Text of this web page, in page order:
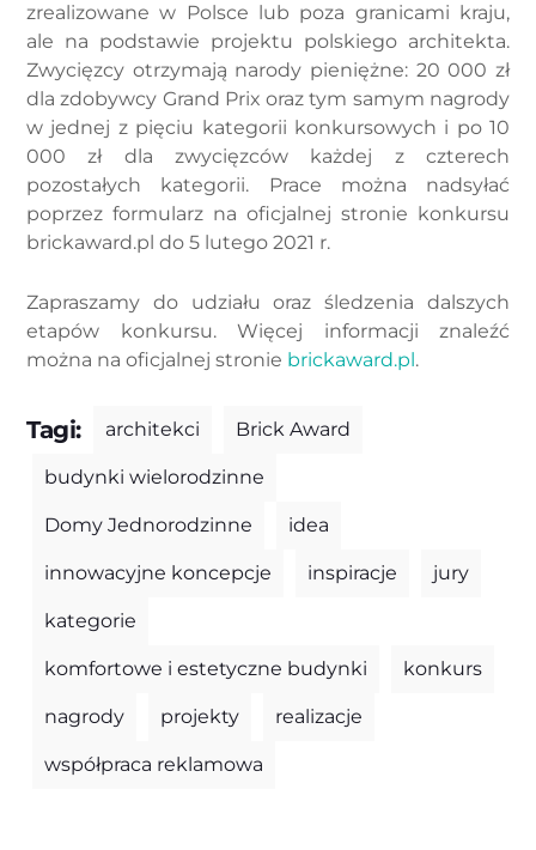
zrealizowane w Polsce lub poza granicami kraju,
ale na podstawie projektu polskiego architekta.
Zwycięzcy otrzymają narody pieniężne: 20 000 zł
dla zdobywcy Grand Prix oraz tym samym nagrody
w jednej z pięciu kategorii konkursowych i po 10
000 zł dla zwycięzców każdej z czterech
pozostałych kategorii. Prace można nadsyłać
poprzez formularz na oficjalnej stronie konkursu
brickaward.pl do 5 lutego 2021 r.
Zapraszamy do udziału oraz śledzenia dalszych
etapów konkursu. Więcej informacji znaleźć
można na oficjalnej stronie brickaward.pl.
Tagi: architekci Brick Award
budynki wielorodzinne
Domy Jednorodzinne idea
innowacyjne koncepcje inspiracje jury
kategorie
komfortowe i estetyczne budynki konkurs
nagrody projekty realizacje
współpraca reklamowa